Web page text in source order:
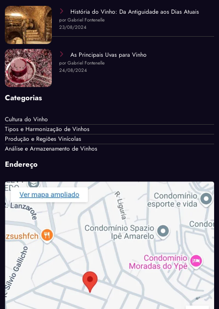
História do Vinho: Da Antiguidade aos Dias Atuais
por Gabriel Fontenelle
23/08/2024
As Principais Uvas para Vinho
por Gabriel Fontenelle
24/08/2024
Categorias
Cultura do Vinho
Tipos e Harmonização de Vinhos
Produção e Regiões Vinícolas
Análise e Armazenamento de Vinhos
Endereço